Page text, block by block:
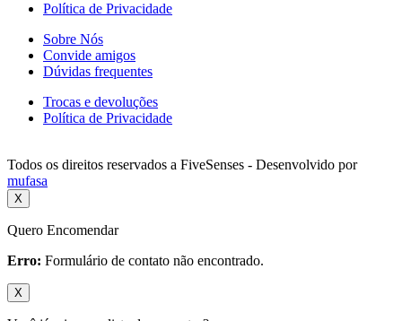
Política de Privacidade
Sobre Nós
Convide amigos
Dúvidas frequentes
Trocas e devoluções
Política de Privacidade
Todos os direitos reservados a FiveSenses - Desenvolvido por
mufasa
X
Quero Encomendar
Erro: Formulário de contato não encontrado.
X